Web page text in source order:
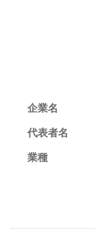
企業名
代表者名
業種